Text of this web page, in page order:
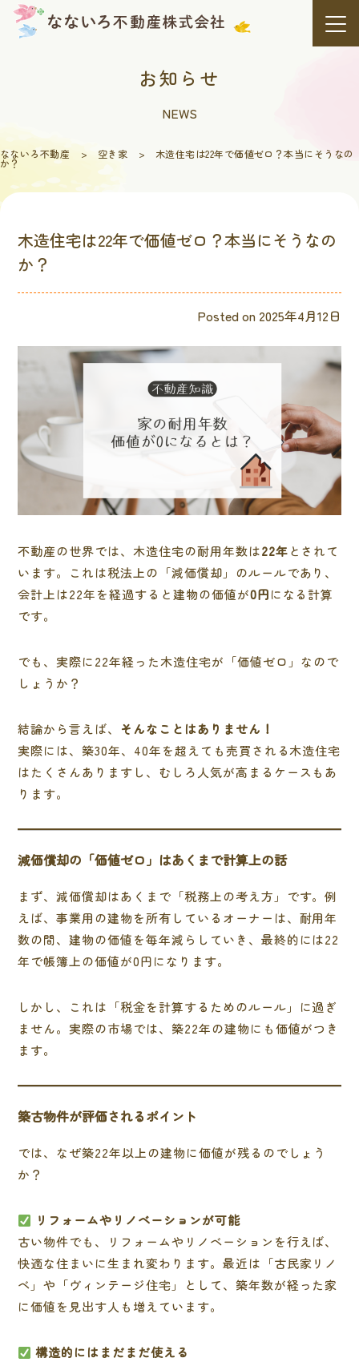
Skip
content
お知らせ
NEWS
なないろ不動産 > 空き家 > 木造住宅は22年で価値ゼロ？本当にそうなの
か？
木造住宅は22年で価値ゼロ？本当にそうなの
か？
Posted on 2025年4月12日
不動産の世界では、木造住宅の耐用年数は22年とされて
います。これは税法上の「減価償却」のルールであり、
会計上は22年を経過すると建物の価値が0円になる計算
です。
でも、実際に22年経った木造住宅が「価値ゼロ」なので
しょうか？
結論から言えば、 そんなことはありません！
実際には、築30年、40年を超えても売買される木造住宅
はたくさんありますし、むしろ人気が高まるケースもあ
ります。
減価償却の「価値ゼロ」はあくまで計算上の話
まず、減価償却はあくまで「税務上の考え方」です。例
えば、事業用の建物を所有しているオーナーは、耐用年
数の間、建物の価値を毎年減らしていき、最終的には22
年で帳簿上の価値が0円になります。
しかし、これは「税金を計算するためのルール」に過ぎ
ません。実際の市場では、築22年の建物にも価値がつき
ます。
築古物件が評価されるポイント
では、なぜ築22年以上の建物に価値が残るのでしょう
か？
リフォームやリノベーションが可能
古い物件でも、リフォームやリノベーションを行えば、
快適な住まいに生まれ変わります。最近は「古民家リノ
ベ」や「ヴィンテージ住宅」として、築年数が経った家
に価値を見出す人も増えています。
構造的にはまだまだ使える